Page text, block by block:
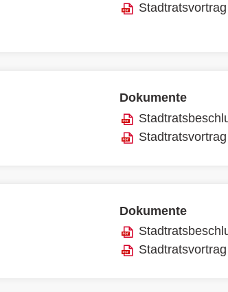
Stadtratsvortrag
Dokumente
Stadtratsvortrag
Dokumente
Stadtratsvortrag